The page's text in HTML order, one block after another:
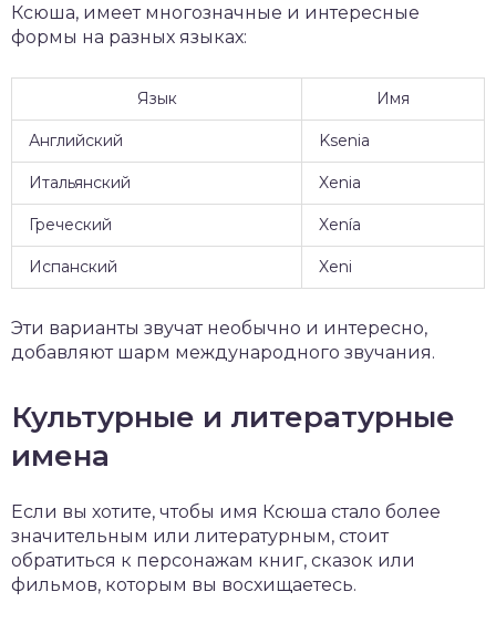
Ксюша, имеет многозначные и интересные
формы на разных языках:
Язык Имя
Английский Ksenia
Итальянский Xenia
Греческий Xenía
Испанский Xeni
Эти варианты звучат необычно и интересно,
добавляют шарм международного звучания.
Культурные и литературные
имена
Если вы хотите, чтобы имя Ксюша стало более
значительным или литературным, стоит
обратиться к персонажам книг, сказок или
фильмов, которым вы восхищаетесь.